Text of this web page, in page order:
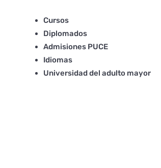
Cursos
Diplomados
Admisiones PUCE
Idiomas
Universidad del adulto mayor